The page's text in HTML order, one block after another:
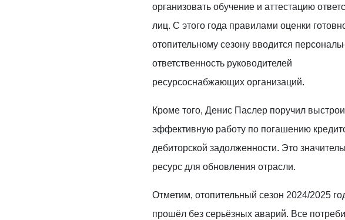
организовать обучение и аттестацию
лиц. С этого года правилами оценки
отопительному сезону вводится
ответственность руководителей
ресурсоснабжающих организаций.
Кроме того, Денис Паслер поручил
эффективную работу по погашению
дебиторской задолженности. Это
ресурс для обновления отрасли.
Отметим, отопительный сезон 2024/2025
прошёл без серьёзных аварий. Все